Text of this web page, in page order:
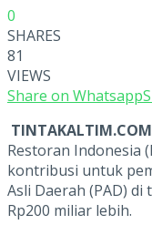
0
SHARES
81
VIEWS
Share on Whatsapp
Restoran Indonesia
kontribusi untuk
Asli Daerah (PAD)
Rp200 miliar lebih.